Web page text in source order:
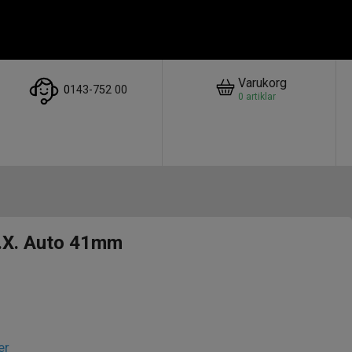
0143-752 00 Varukorg
0 artiklar
Auto 41mm